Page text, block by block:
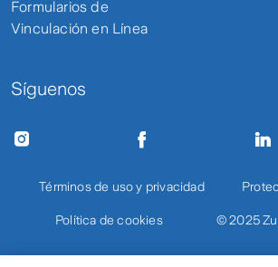
Formularios de
Vinculación en Línea
Síguenos
Términos de uso y privacidad
Política de cookies © 2025